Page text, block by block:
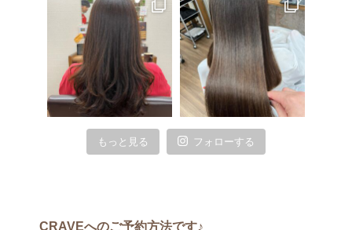
もっと見る フォローする
CRAVEへのご予約方法です♪